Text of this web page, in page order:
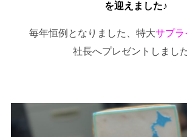
を迎えました♪
毎年恒例となりました、特大サプラ
社長へプレゼントしまし